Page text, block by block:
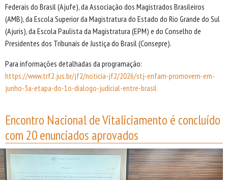
Federais do Brasil (Ajufe), da Associação dos Magistrados Brasileiros
(AMB), da Escola Superior da Magistratura do Estado do Rio Grande do Sul
(Ajuris), da Escola Paulista da Magistratura (EPM) e do Conselho de
Presidentes dos Tribunais de Justiça do Brasil (Consepre).
Para informações detalhadas da programação:
https://www.trf2.jus.br/jf2/noticia-jf2/2026/stj-enfam-promovem-em-
junho-3a-etapa-do-1o-dialogo-judicial-entre-brasil
Encontro Nacional de Vitaliciamento é concluído
com 20 enunciados aprovados